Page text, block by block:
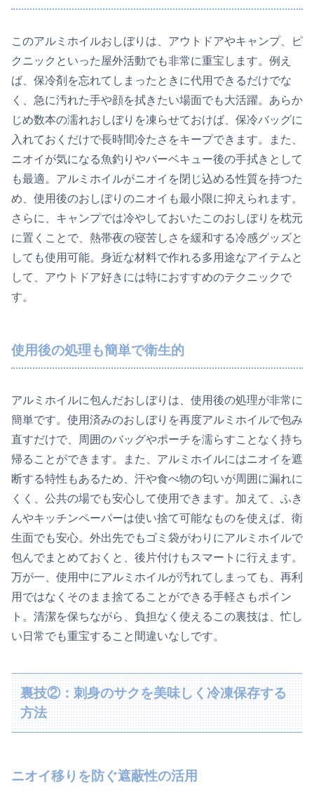
このアルミホイルおしぼりは、アウトドアやキャンプ、ピ
クニックといった屋外活動でも非常に重宝します。例え
ば、保冷剤を忘れてしまったときに代用できるだけでな
く、急に汚れた手や顔を拭きたい場面でも大活躍。あらか
じめ数本の濡れおしぼりを凍らせておけば、保冷バッグに
入れておくだけで長時間冷たさをキープできます。また、
ニオイが気になる魚釣りやバーベキュー後の手拭きとして
も最適。アルミホイルがニオイを閉じ込める性質を持つた
め、使用後のおしぼりのニオイも最小限に抑えられます。
さらに、キャンプでは冷やしておいたこのおしぼりを枕元
に置くことで、熱帯夜の寝苦しさを緩和する冷感グッズと
しても使用可能。身近な材料で作れる多用途なアイテムと
して、アウトドア好きには特におすすめのテクニックで
す。
使用後の処理も簡単で衛生的
アルミホイルに包んだおしぼりは、使用後の処理が非常に
簡単です。使用済みのおしぼりを再度アルミホイルで包み
直すだけで、周囲のバッグやポーチを濡らすことなく持ち
帰ることができます。また、アルミホイルにはニオイを遮
断する特性もあるため、汗や食べ物の匂いが周囲に漏れに
くく、公共の場でも安心して使用できます。加えて、ふき
んやキッチンペーパーは使い捨て可能なものを使えば、衛
生面でも安心。外出先でもゴミ袋がわりにアルミホイルで
包んでまとめておくと、後片付けもスマートに行えます。
万が一、使用中にアルミホイルが汚れてしまっても、再利
用ではなくそのまま捨てることができる手軽さもポイン
ト。清潔を保ちながら、負担なく使えるこの裏技は、忙し
い日常でも重宝すること間違いなしです。
裏技②：刺身のサクを美味しく冷凍保存する
方法
ニオイ移りを防ぐ遮蔽性の活用